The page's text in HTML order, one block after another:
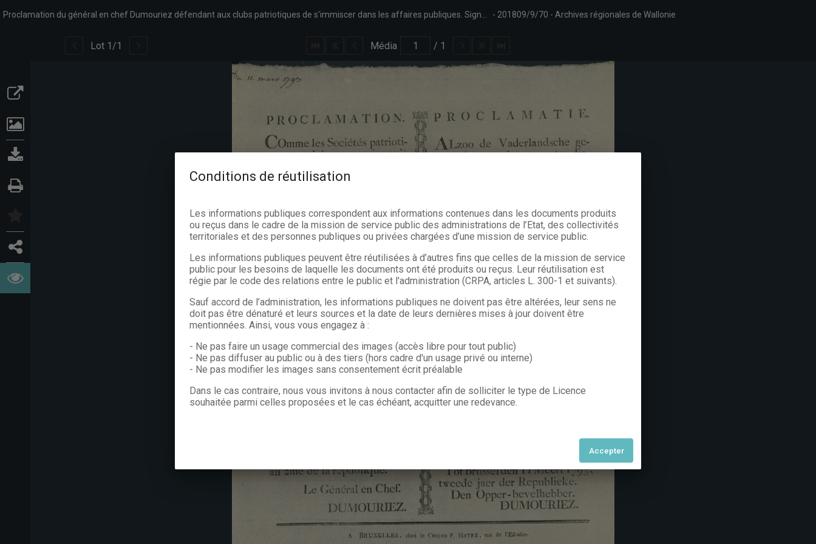
201809/9/70 Archives régionales de Wallonie
Lot 1 /1 Média / 1
Conditions de réutilisation
Les informations publiques correspondent aux informations contenues dans les documents produits
ou reçus dans le cadre de la mission de service public des administrations de l’Etat, des collectivités
territoriales et des personnes publiques ou privées chargées d’une mission de service public.
Les informations publiques peuvent être réutilisées à d’autres fins que celles de la mission de service
public pour les besoins de laquelle les documents ont été produits ou reçus. Leur réutilisation est
régie par le code des relations entre le public et l'administration (CRPA, articles L. 300-1 et suivants).
Sauf accord de l’administration, les informations publiques ne doivent pas être altérées, leur sens ne
doit pas être dénaturé et leurs sources et la date de leurs dernières mises à jour doivent être
mentionnées. Ainsi, vous vous engagez à :
- Ne pas faire un usage commercial des images (accès libre pour tout public)
- Ne pas diffuser au public ou à des tiers (hors cadre d'un usage privé ou interne)
- Ne pas modifier les images sans consentement écrit préalable
Dans le cas contraire, nous vous invitons à nous contacter afin de solliciter le type de Licence
souhaitée parmi celles proposées et le cas échéant, acquitter une redevance.